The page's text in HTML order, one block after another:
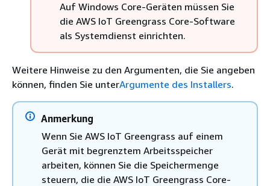
Auf Windows Core-Geräten müssen Sie
die AWS IoT Greengrass Core-Software
als Systemdienst einrichten.
Weitere Hinweise zu den Argumenten, die Sie angeben
können, finden Sie unterArgumente des Installers.
Anmerkung
Wenn Sie AWS IoT Greengrass auf einem
Gerät mit begrenztem Arbeitsspeicher
arbeiten, können Sie die Speichermenge
steuern, die die AWS IoT Greengrass Core-